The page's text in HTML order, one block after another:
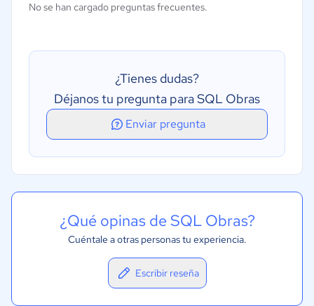
No se han cargado preguntas frecuentes.
¿Tienes dudas?
Déjanos tu pregunta para SQL Obras
Enviar pregunta
¿Qué opinas de SQL Obras?
Cuéntale a otras personas tu experiencia.
Escribir reseña